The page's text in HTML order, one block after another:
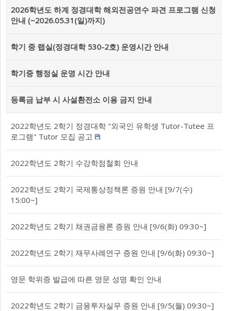
2026학년도 하계 정경대학 해외전공연수 파견 프로그램 신청
안내 (~2026.05.31(일)까지)
학기 중 랩실(정경대학 530-2호) 운영시간 안내
학기중 행정실 운영 시간 안내
등록금 납부 시 사설환전소 이용 금지 안내
2022학년도 2학기 정경대학 "외국인 유학생 Tutor-Tutee 프
로그램" Tutor 모집 공고
2022학년도 2학기 수강학점철회 안내
2022학년도 2학기 국제통상정책론 증원 안내 [9/7(수)
15:00~]
2022학년도 2학기 채권금융론 증원 안내 [9/6(화) 09:30~]
2022학년도 2학기 재무사례연구 증원 안내 [9/6(화) 09:30~]
영문 학위증 발급에 따른 영문 성명 확인 안내
2022학년도 2학기 금융투자실무 증원 안내 [9/5(월) 09:30~]